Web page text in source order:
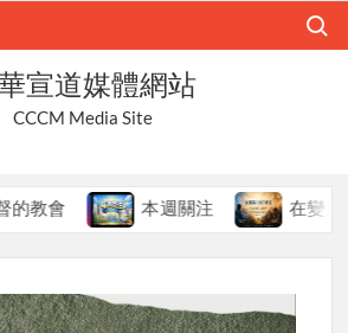
宣道媒體網站
CCCM Media Site
本週關注 在變局中持守